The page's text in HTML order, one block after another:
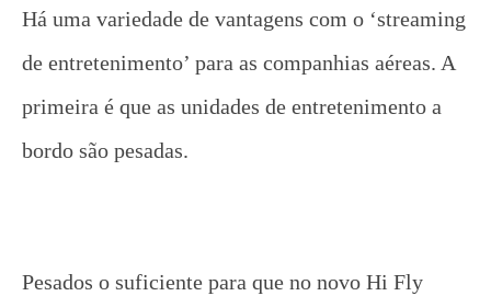
Há uma variedade de vantagens com o ‘streaming
de entretenimento’ para as companhias aéreas. A
primeira é que as unidades de entretenimento a
bordo são pesadas.
Pesados ​​o suficiente para que no novo Hi Fly